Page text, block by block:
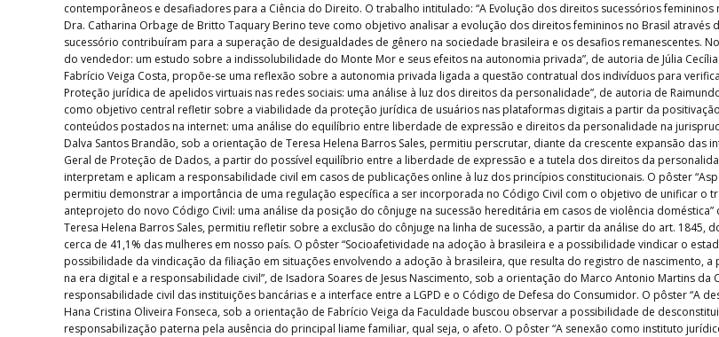
contemporâneos e desafiadores para a Ciência do Direito. O trabalho intitulado: “A Evolução dos direitos sucessórios
Dra. Catharina Orbage de Britto Taquary Berino teve como objetivo analisar a evolução dos direitos femininos no Brasil
sucessório contribuíram para a superação de desigualdades de gênero na sociedade brasileira e os desafios remanescentes.
do vendedor: um estudo sobre a indissolubilidade do Monte Mor e seus efeitos na autonomia privada”, de autoria de Júlia
Fabrício Veiga Costa, propõe-se uma reflexão sobre a autonomia privada ligada a questão contratual dos indivíduos para
Proteção jurídica de apelidos virtuais nas redes sociais: uma análise à luz dos direitos da personalidade”, de autoria de
como objetivo central refletir sobre a viabilidade da proteção jurídica de usuários nas plataformas digitais a partir da
conteúdos postados na internet: uma análise do equilíbrio entre liberdade de expressão e direitos da personalidade na
Dalva Santos Brandão, sob a orientação de Teresa Helena Barros Sales, permitiu perscrutar, diante da crescente expansão das
Geral de Proteção de Dados, a partir do possível equilíbrio entre a liberdade de expressão e a tutela dos direitos da
interpretam e aplicam a responsabilidade civil em casos de publicações online à luz dos princípios constitucionais. O pôster
permitiu demonstrar a importância de uma regulação específica a ser incorporada no Código Civil com o objetivo de unificar o
anteprojeto do novo Código Civil: uma análise da posição do cônjuge na sucessão hereditária em casos de violência
Teresa Helena Barros Sales, permitiu refletir sobre a exclusão do cônjuge na linha de sucessão, a partir da análise do art.
cerca de 41,1% das mulheres em nosso país. O pôster “Socioafetividade na adoção à brasileira e a possibilidade vindicar o
possibilidade da vindicação da filiação em situações envolvendo a adoção à brasileira, que resulta do registro de nascimento,
na era digital e a responsabilidade civil”, de Isadora Soares de Jesus Nascimento, sob a orientação do Marco Antonio Martins
responsabilidade civil das instituições bancárias e a interface entre a LGPD e o Código de Defesa do Consumidor. O pôster “A
Hana Cristina Oliveira Fonseca, sob a orientação de Fabrício Veiga da Faculdade buscou observar a possibilidade de
responsabilização paterna pela ausência do principal liame familiar, qual seja, o afeto. O pôster “A senexão como instituto